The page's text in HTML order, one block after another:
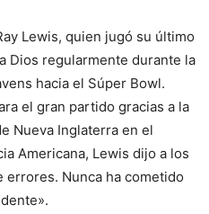
Lewis, quien jugó su último
Dios regularmente durante la
hacia el Súper Bowl.
el gran partido gracias a la
Nueva Inglaterra en el
Americana, Lewis dijo a los
Nunca ha cometido